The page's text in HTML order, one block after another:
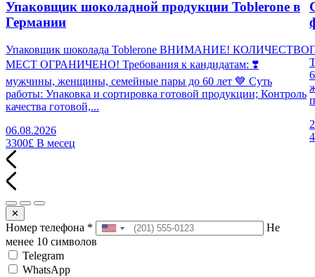
Упаковщик шоколадной продукции Toblerone в
Германии
Упаковщик шоколада Toblerone ВНИМАНИЕ! КОЛИЧЕСТВО
МЕСТ ОГРАНИЧЕНО! Требования к кандидатам: ❣️
мужчины, женщины, семейные пары до 60 лет 💙 Суть
работы: Упаковка и сортировка готовой продукции; Контроль
качества готовой,...
06.08.2026
3300£ В месец
✕
Номер телефона *
Не
менее 10 символов
Telegram
WhatsApp